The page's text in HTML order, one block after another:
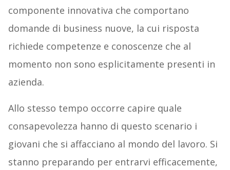
componente innovativa che comportano
domande di business nuove, la cui risposta
richiede competenze e conoscenze che al
momento non sono esplicitamente presenti in
azienda.
Allo stesso tempo occorre capire quale
consapevolezza hanno di questo scenario i
giovani che si affacciano al mondo del lavoro. Si
stanno preparando per entrarvi efficacemente,